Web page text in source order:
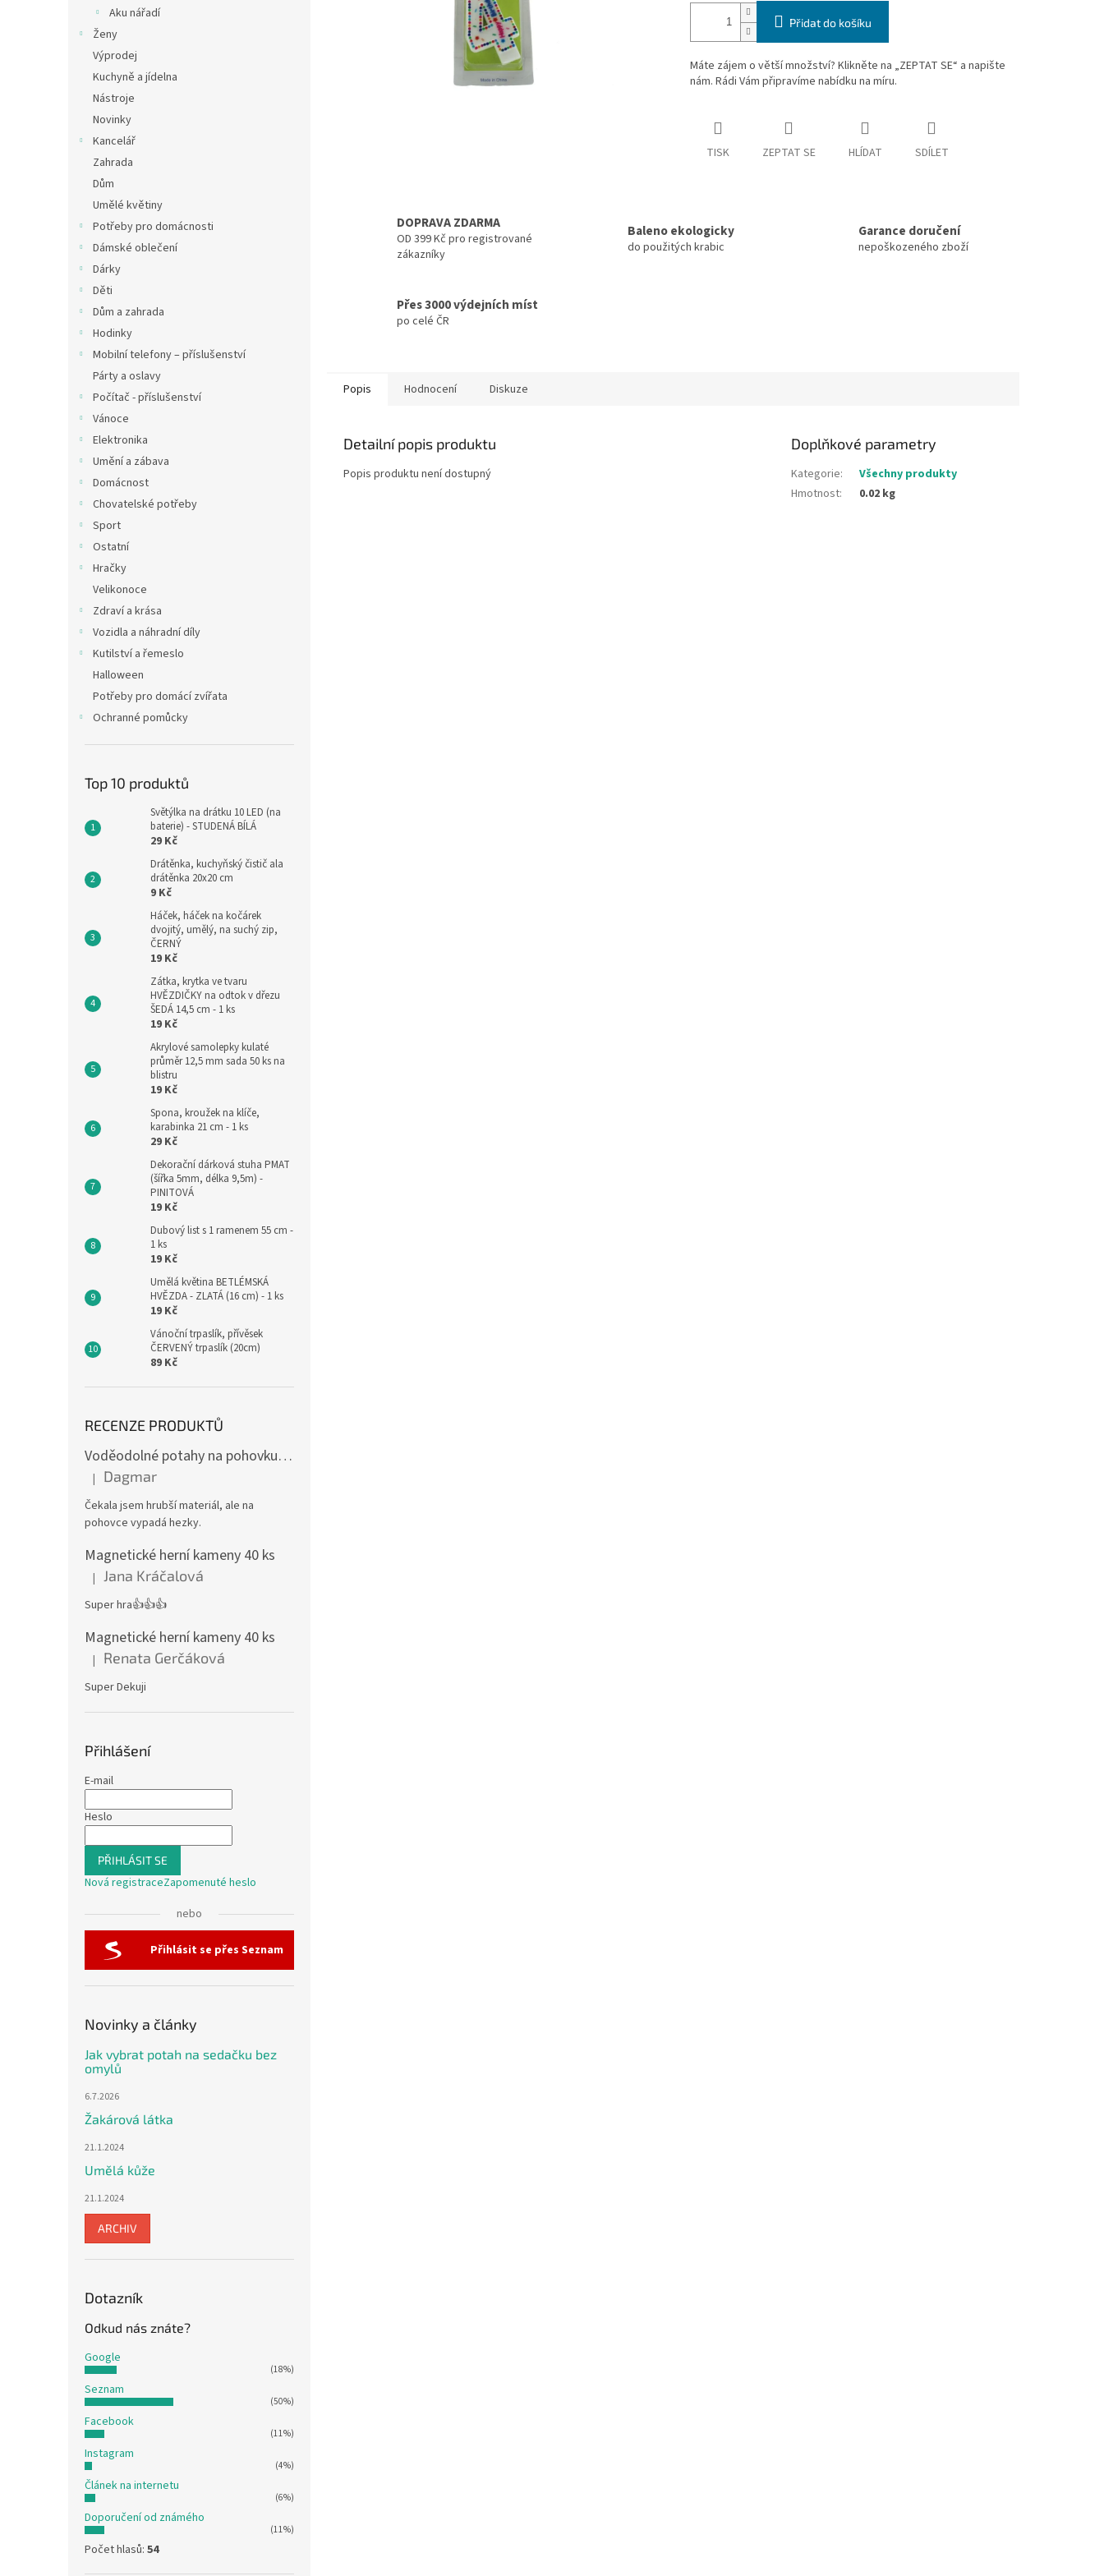
Aku nářadí
Ženy
Výprodej
Kuchyně a jídelna
Nástroje
Novinky
Kancelář
Zahrada
Dům
Umělé květiny
Potřeby pro domácnosti
Dámské oblečení
Dárky
Děti
Dům a zahrada
Hodinky
Mobilní telefony – příslušenství
Párty a oslavy
Počítač - příslušenství
Vánoce
Elektronika
Umění a zábava
Domácnost
Chovatelské potřeby
Sport
Ostatní
Hračky
Velikonoce
Zdraví a krása
Vozidla a náhradní díly
Kutilství a řemeslo
Halloween
Potřeby pro domácí zvířata
Ochranné pomůcky
Top 10 produktů
Světýlka na drátku 10 LED (na
baterie) - STUDENÁ BÍLÁ
29 Kč
Drátěnka, kuchyňský čistič ala
drátěnka 20x20 cm
9 Kč
Háček, háček na kočárek
dvojitý, umělý, na suchý zip,
ČERNÝ
19 Kč
Zátka, krytka ve tvaru
HVĚZDIČKY na odtok v dřezu
ŠEDÁ 14,5 cm - 1 ks
19 Kč
Akrylové samolepky kulaté
průměr 12,5 mm sada 50 ks na
blistru
19 Kč
Spona, kroužek na klíče,
karabinka 21 cm - 1 ks
29 Kč
Dekorační dárková stuha PMAT
(šířka 5mm, délka 9,5m) -
PINITOVÁ
19 Kč
Dubový list s 1 ramenem 55 cm -
1 ks
19 Kč
Umělá květina BETLÉMSKÁ
HVĚZDA - ZLATÁ (16 cm) - 1 ks
19 Kč
Vánoční trpaslík, přívěsek
ČERVENÝ trpaslík (20cm)
89 Kč
RECENZE PRODUKTŮ
Voděodolné potahy na pohovku se vzorem
Hodnocení produktu je 4 z 5 hvězdiček.
| Dagmar
Čekala jsem hrubší materiál, ale na
pohovce vypadá hezky.
Magnetické herní kameny 40 ks
Hodnocení produktu je 5 z 5 hvězdiček.
| Jana Kráčalová
Super hra👍👍👍
Magnetické herní kameny 40 ks
Hodnocení produktu je 5 z 5 hvězdiček.
| Renata Gerčáková
Super Dekuji
Přihlášení
E-mail
Heslo
PŘIHLÁSIT SE
Nová registraceZapomenuté heslo
nebo
Přihlásit se přes Seznam
Novinky a články
Jak vybrat potah na sedačku bez
omylů
6.7.2026
Žakárová látka
21.1.2024
Umělá kůže
21.1.2024
ARCHIV
Dotazník
Odkud nás znáte?
Google
(18%)
Seznam
(50%)
Facebook
(11%)
Instagram
(4%)
Článek na internetu
(6%)
Doporučení od známého
(11%)
Počet hlasů: 54
Přidat do košíku
Máte zájem o větší množství? Klikněte na „ZEPTAT SE“ a napište
nám. Rádi Vám připravíme nabídku na míru.
TISK ZEPTAT SE HLÍDAT SDÍLET
DOPRAVA ZDARMA
OD 399 Kč pro registrované
zákazníky
Baleno ekologicky
do použitých krabic
Garance doručení
nepoškozeného zboží
Přes 3000 výdejních míst
po celé ČR
Popis Hodnocení Diskuze
Detailní popis produktu
Popis produktu není dostupný
Doplňkové parametry
Kategorie:
Všechny produkty
Hmotnost: 0.02 kg